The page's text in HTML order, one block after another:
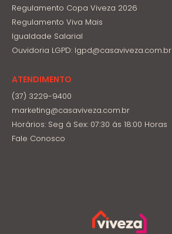
Regulamento Copa Viveza 2026
Regulamento Viva Mais
Igualdade Salarial
Ouvidoria LGPD: lgpd@casaviveza.com.br
ATENDIMENTO
(37) 3229-9400
marketing@casaviveza.com.br
Horários: Seg á Sex: 07:30 ás 18:00 Horas
Fale Conosco